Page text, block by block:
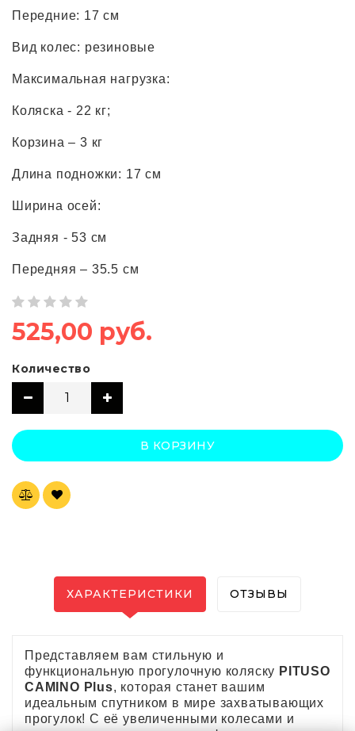
Передние: 17 см
Вид колес: резиновые
Максимальная нагрузка:
Коляска - 22 кг;
Корзина – 3 кг
Длина подножки: 17 см
Ширина осей:
Задняя - 53 см
Передняя – 35.5 см
525,00 руб.
Количество
В КОРЗИНУ
ХАРАКТЕРИСТИКИ ОТЗЫВЫ
Представляем вам стильную и
функциональную прогулочную коляску PITUSO
CAMINO Plus, которая станет вашим
идеальным спутником в мире захватывающих
прогулок! С её увеличенными колесами и